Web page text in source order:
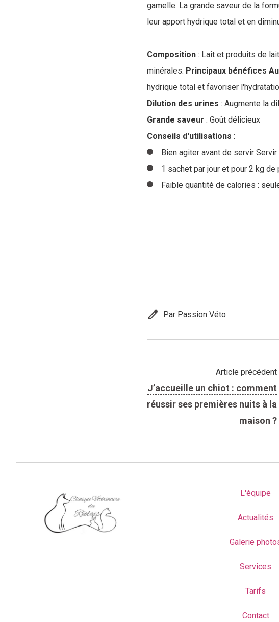
gamelle. La grande saveur de la
leur apport hydrique total et en
Composition : Lait et produits de
minérales. Principaux bénéfices
hydrique total et favoriser
Dilution des urines : Augmente la
Grande saveur : Goût délicieux
Conseils d'utilisations :
Bien agiter avant de servir Servir
1 sachet par jour et pour 2 kg
Faible quantité de calories :
edit Par Passion Véto
Article précédent
J’accueille un chiot : comment
réussir ses premières nuits à la
maison ?
L'équipe
Actualités
Galerie
Services
Tarifs
Contact